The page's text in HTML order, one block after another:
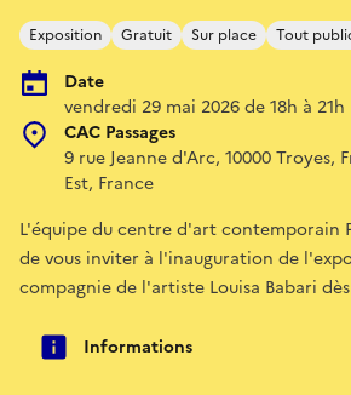
Exposition Gratuit Sur place Tout
Date
vendredi 29 mai 2026 de 18h à 21h
CAC Passages
9 rue Jeanne d'Arc, 10000 Troyes,
Est, France
L'équipe du centre d'art contemporain
de vous inviter à l'inauguration de
compagnie de l'artiste Louisa Babari dès
Informations